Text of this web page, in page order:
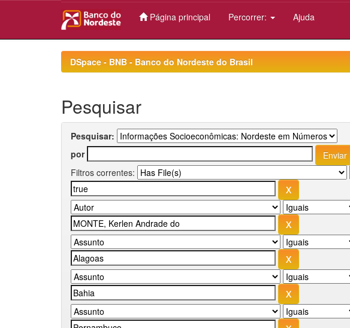
Página principal Percorrer: Ajuda
DSpace - BNB - Banco do Nordeste do Brasil
Pesquisar
Pesquisar:
por
Filtros correntes: